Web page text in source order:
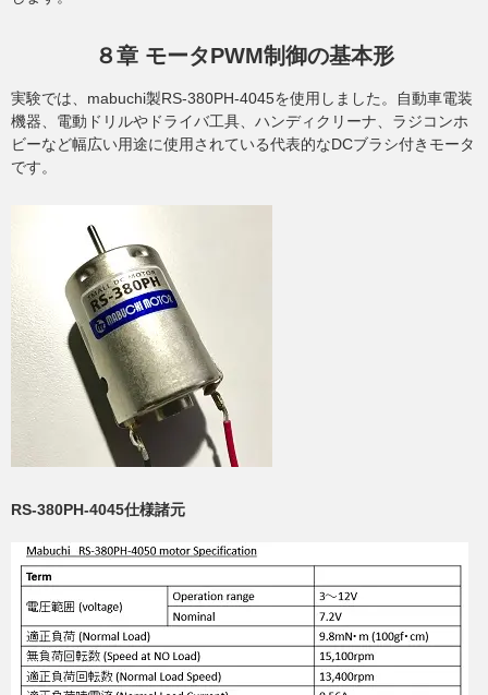
８章 モータPWM制御の基本形
実験では、mabuchi製RS-380PH-4045を使用しました。自動車電装
機器、電動ドリルやドライバ工具、ハンディクリーナ、ラジコンホ
ビーなど幅広い用途に使用されている代表的なDCブラシ付きモータ
です。
RS-380PH-4045仕様諸元